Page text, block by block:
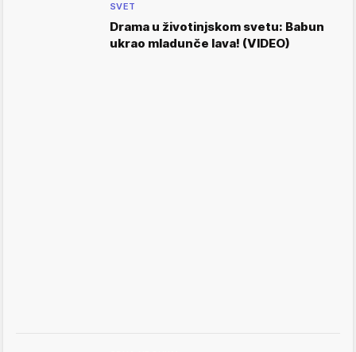
SVET
Drama u životinjskom svetu: Babun
ukrao mladunče lava! (VIDEO)